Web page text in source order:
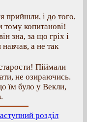
прийшли, і до того,
тому копитанові!
зна, за що гріх і
а не так
Піймали
не озираючись.
їм було у Векли,
розділ